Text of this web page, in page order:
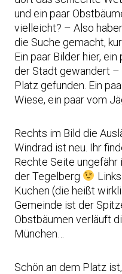
und ein paar
vielleicht? – Also
die Suche gemacht,
Ein paar Bilder hier,
der Stadt gewandert –
Platz gefunden. Ein
Wiese, ein paar vom
Rechts im Bild die
Windrad ist neu. Ihr
Rechte Seite ungefähr
der Tegelberg
Kuchen (die heißt
Gemeinde ist der
Obstbäumen verläuft
München…
Schön an dem Platz